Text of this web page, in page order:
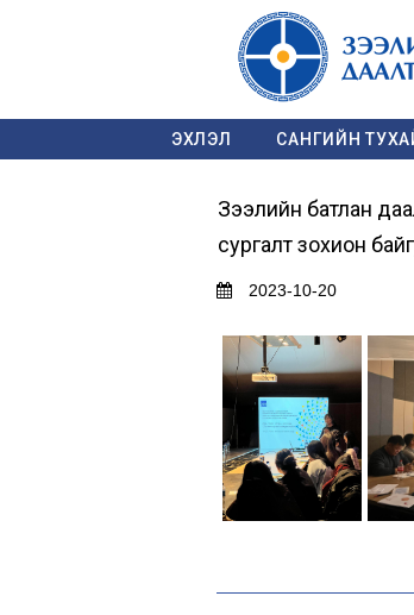
ЭХЛЭЛ САНГИЙН
Зээлийн батлан
сургалт зохион
2023-10-20